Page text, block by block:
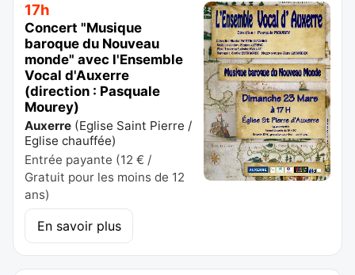
17h
Concert "Musique
baroque du Nouveau
monde" avec l'Ensemble
Vocal d'Auxerre
(direction : Pasquale
Mourey)
Auxerre (Eglise Saint Pierre /
Eglise chauffée)
Entrée payante (12 € /
Gratuit pour les moins de 12
ans)
En savoir plus